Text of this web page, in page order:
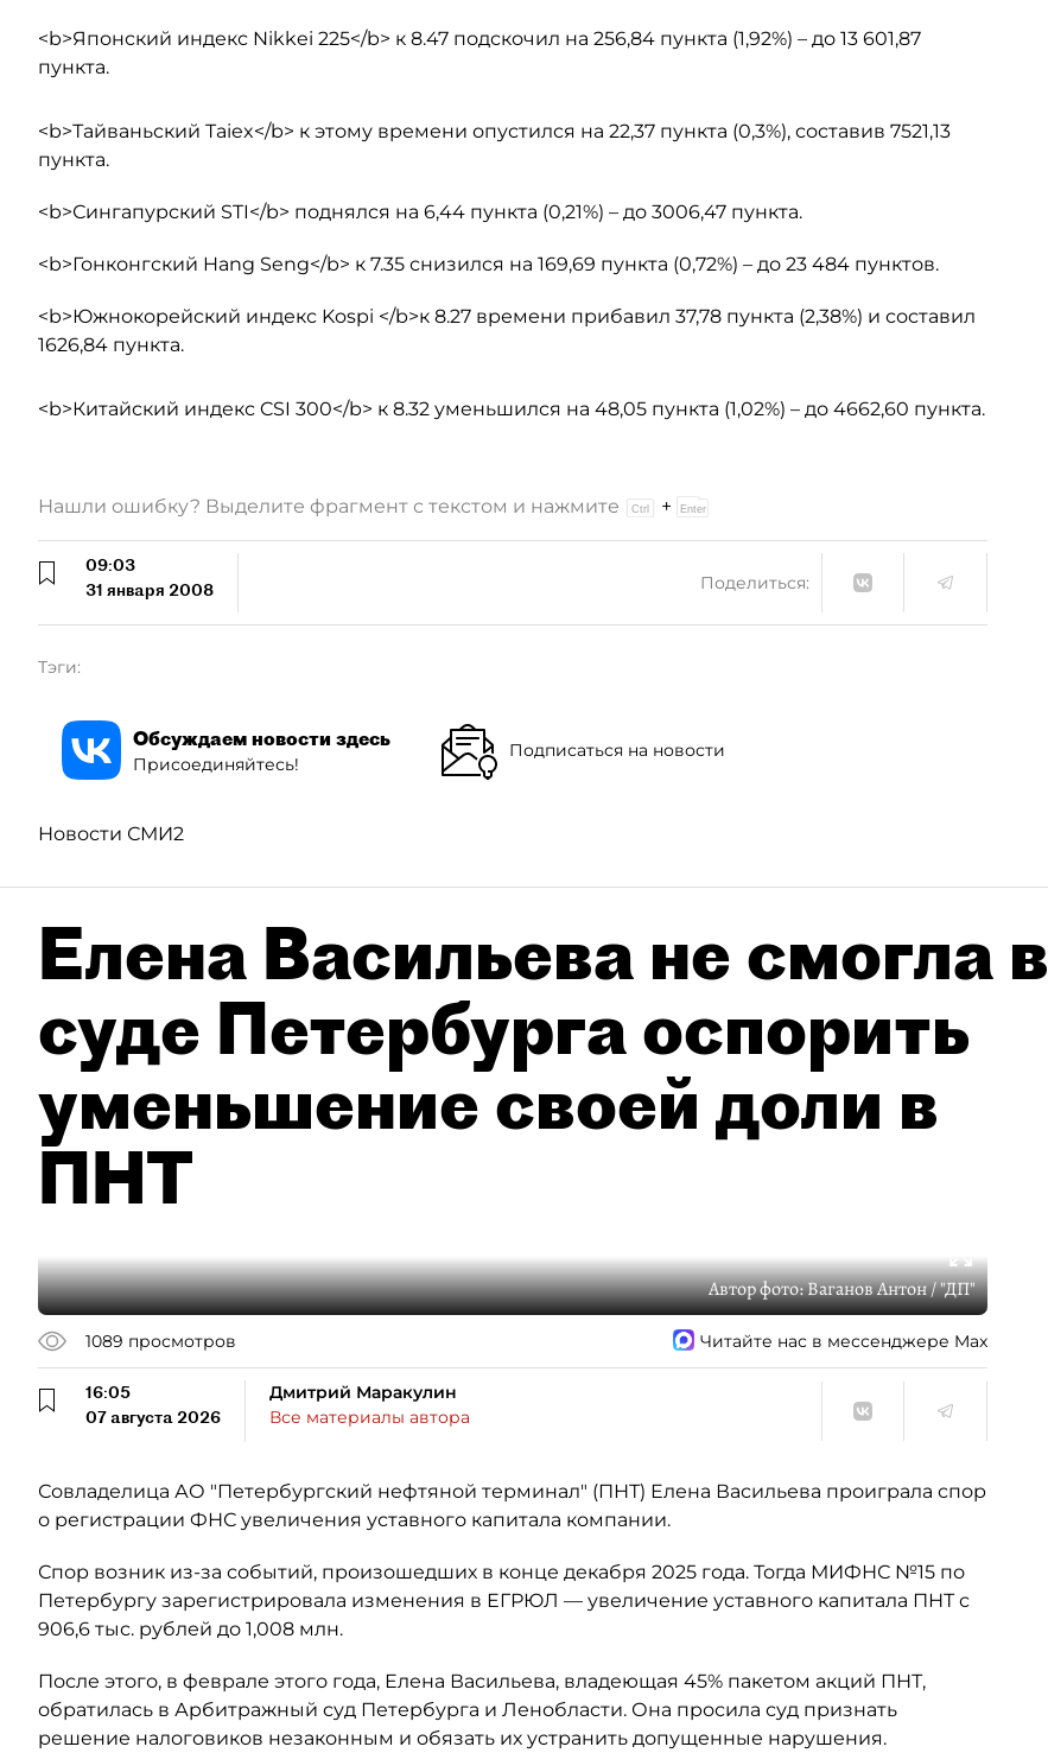
<b>Японский индекс Nikkei 225</b> к 8.47 подскочил на 256,84 пункта (1,92%) – до 13 601,87
пункта.
<b>Тайваньский Taiex</b> к этому времени опустился на 22,37 пункта (0,3%), составив 7521,13
пункта.
<b>Сингапурский STI</b> поднялся на 6,44 пункта (0,21%) – до 3006,47 пункта.
<b>Гонконгский Hang Seng</b> к 7.35 снизился на 169,69 пункта (0,72%) – до 23 484 пунктов.
<b>Южнокорейский индекс Kospi </b>к 8.27 времени прибавил 37,78 пункта (2,38%) и составил
1626,84 пункта.
<b>Китайский индекс CSI 300</b> к 8.32 уменьшился на 48,05 пункта (1,02%) – до 4662,60 пункта.
Нашли ошибку? Выделите фрагмент с текстом и нажмите +
09:03
31 января 2008
Поделиться:
Тэги:
Обсуждаем новости здесь
Присоединяйтесь!
Подписаться на новости
Новости СМИ2
Елена Васильева не смогла в
суде Петербурга оспорить
уменьшение своей доли в
ПНТ
Автор фото:Ваганов Антон / "ДП"
1089 просмотров Читайте нас в мессенджере Max
16:05
07 августа 2026
Дмитрий Маракулин
Все материалы автора
Совладелица АО "Петербургский нефтяной терминал" (ПНТ) Елена Васильева проиграла спор
о регистрации ФНС увеличения уставного капитала компании.
Спор возник из-за событий, произошедших в конце декабря 2025 года. Тогда МИФНС №15 по
Петербургу зарегистрировала изменения в ЕГРЮЛ — увеличение уставного капитала ПНТ с
906,6 тыс. рублей до 1,008 млн.
После этого, в феврале этого года, Елена Васильева, владеющая 45% пакетом акций ПНТ,
обратилась в Арбитражный суд Петербурга и Ленобласти. Она просила суд признать
решение налоговиков незаконным и обязать их устранить допущенные нарушения.